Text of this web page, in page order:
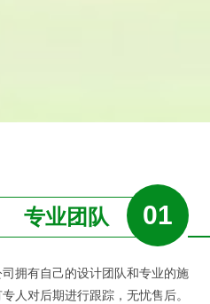
01
专业团队
拥有自己的设计团队和专业的施
人对后期进行跟踪，无忧售后。